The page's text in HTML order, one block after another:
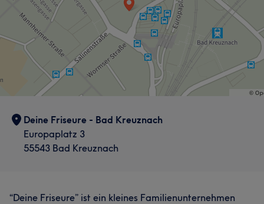
Deine Friseure - Bad Kreuznach
Europaplatz 3
55543 Bad Kreuznach
“Deine Friseure” ist ein kleines Familienunternehmen